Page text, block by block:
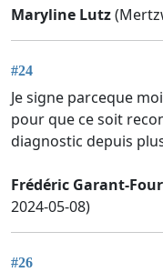
Maryline Lutz
#24
Je signe parceque
pour que ce soit
diagnostic depuis
Frédéric Garant-
2024-05-08)
#26